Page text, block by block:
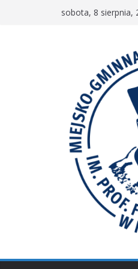
sobota, 8 sierpnia,